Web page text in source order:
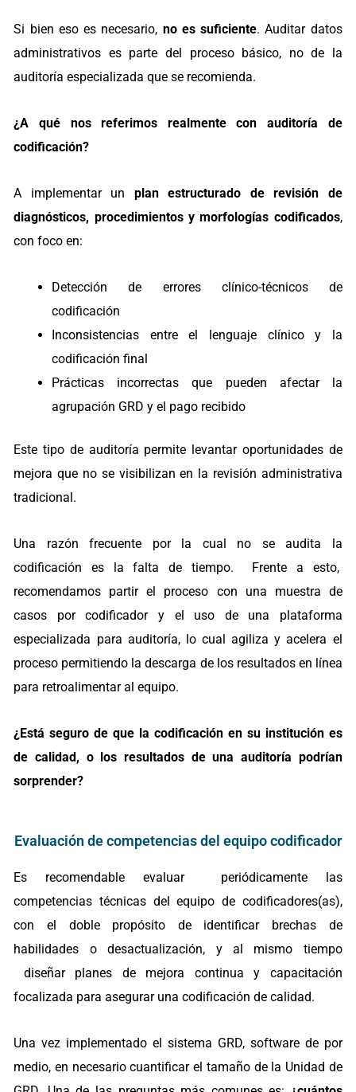
Si bien eso es necesario, no es suficiente. Auditar datos
administrativos es parte del proceso básico, no de la
auditoría especializada que se recomienda.
¿A qué nos referimos realmente con auditoría de
codificación?
A implementar un plan estructurado de revisión de
diagnósticos, procedimientos y morfologías codificados,
con foco en:
Detección de errores clínico-técnicos de
codificación
Inconsistencias entre el lenguaje clínico y la
codificación final
Prácticas incorrectas que pueden afectar la
agrupación GRD y el pago recibido
Este tipo de auditoría permite levantar oportunidades de
mejora que no se visibilizan en la revisión administrativa
tradicional.
Una razón frecuente por la cual no se audita la
codificación es la falta de tiempo. Frente a esto,
recomendamos partir el proceso con una muestra de
casos por codificador y el uso de una plataforma
especializada para auditoría, lo cual agiliza y acelera el
proceso permitiendo la descarga de los resultados en línea
para retroalimentar al equipo.
¿Está seguro de que la codificación en su institución es
de calidad, o los resultados de una auditoría podrían
sorprender?
Evaluación de competencias del equipo codificador
Es recomendable evaluar periódicamente las
competencias técnicas del equipo de codificadores(as),
con el doble propósito de identificar brechas de
habilidades o desactualización, y al mismo tiempo
diseñar planes de mejora continua y capacitación
focalizada para asegurar una codificación de calidad.
Una vez implementado el sistema GRD, software de por
medio, en necesario cuantificar el tamaño de la Unidad de